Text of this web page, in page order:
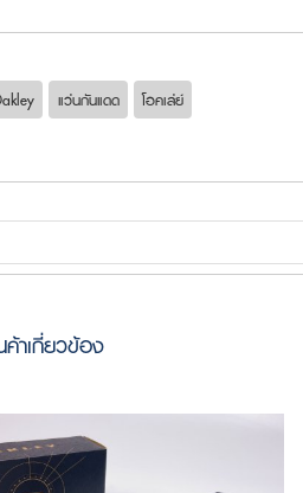
แว่นกันแดด โอคเล่ย์
าเกี่ยวข้อง